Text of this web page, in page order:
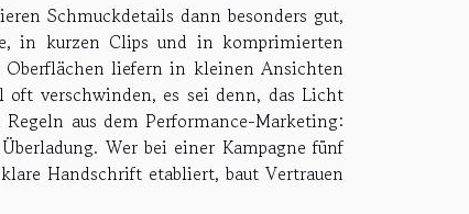
Schmuckdetails dann besonders gut,
in kurzen Clips und in komprimierten
Oberflächen liefern in kleinen Ansichten
verschwinden, es sei denn, das Licht
aus dem Performance-Marketing:
Wer bei einer Kampagne fünf
Handschrift etabliert, baut Vertrauen